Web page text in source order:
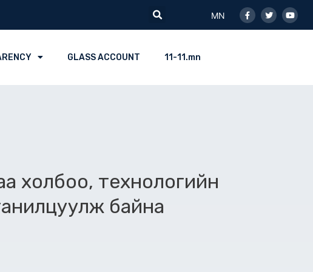
Search
MN
f
GLASS ACCOUNT 11-11.mn
холбоо, технологийн
байна